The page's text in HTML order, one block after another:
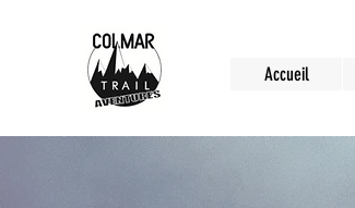
Accueil